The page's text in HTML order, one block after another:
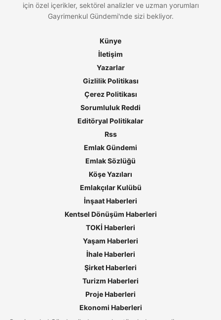
için özel içerikler, sektörel analizler ve uzman yorumları
Gayrimenkul Gündemi'nde sizi bekliyor.
Künye
İletişim
Yazarlar
Gizlilik Politikası
Çerez Politikası
Sorumluluk Reddi
Editöryal Politikalar
Rss
Emlak Gündemi
Emlak Sözlüğü
Köşe Yazıları
Emlakçılar Kulübü
İnşaat Haberleri
Kentsel Dönüşüm Haberleri
TOKİ Haberleri
Yaşam Haberleri
İhale Haberleri
Şirket Haberleri
Turizm Haberleri
Proje Haberleri
Ekonomi Haberleri